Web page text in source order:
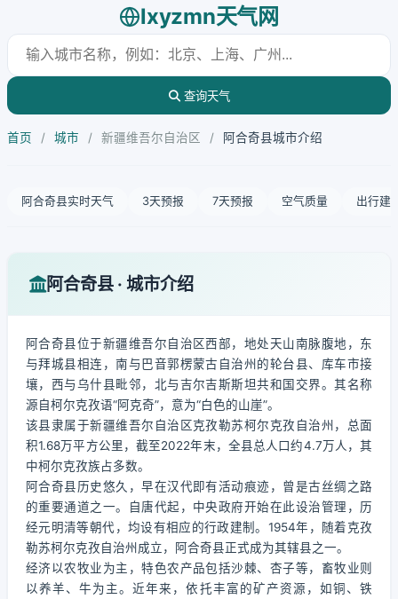
lxyzmn天气网
查询天气
首页 / 城市 / 新疆维吾尔自治区 / 阿合奇县城市介绍
阿合奇县实时天气 3天预报 7天预报 空气质量 出行建
阿合奇县 · 城市介绍
阿合奇县位于新疆维吾尔自治区西部，地处天山南脉腹地，东
与拜城县相连，南与巴音郭楞蒙古自治州的轮台县、库车市接
壤，西与乌什县毗邻，北与吉尔吉斯斯坦共和国交界。其名称
源自柯尔克孜语“阿克奇”，意为“白色的山崖”。
该县隶属于新疆维吾尔自治区克孜勒苏柯尔克孜自治州，总面
积1.68万平方公里，截至2022年末，全县总人口约4.7万人，其
中柯尔克孜族占多数。
阿合奇县历史悠久，早在汉代即有活动痕迹，曾是古丝绸之路
的重要通道之一。自唐代起，中央政府开始在此设治管理，历
经元明清等朝代，均设有相应的行政建制。1954年，随着克孜
勒苏柯尔克孜自治州成立，阿合奇县正式成为其辖县之一。
经济以农牧业为主，特色农产品包括沙棘、杏子等，畜牧业则
以养羊、牛为主。近年来，依托丰富的矿产资源，如铜、铁